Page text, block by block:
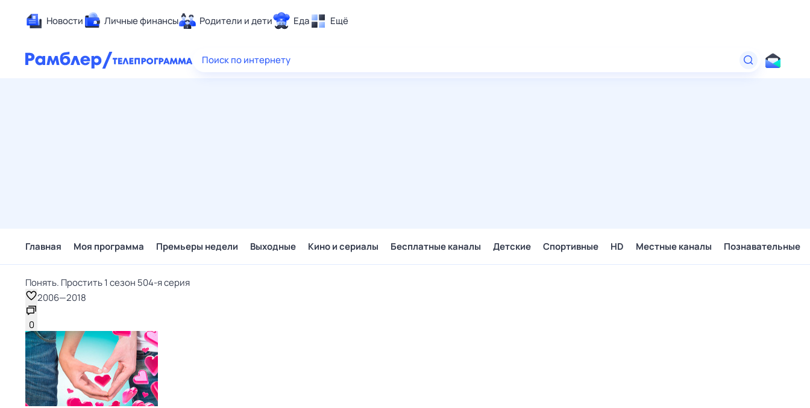
Новости Личные финансы Родители и дети Еда Ещё
Здоровье
Поиск по интернету
Главная Моя программа Премьеры недели Выходные Кино и сериалы Бесплатные каналы Детские Спортивные HD Местные каналы Познавательные
Понять. Простить 1 сезон 504-я серия
2006—2018
0